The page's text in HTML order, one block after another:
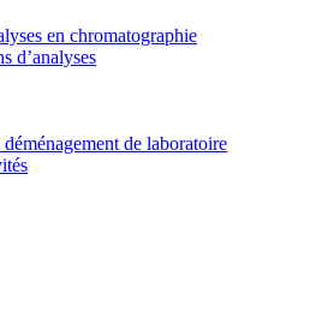
en chromatographie
d’analyses
de laboratoire